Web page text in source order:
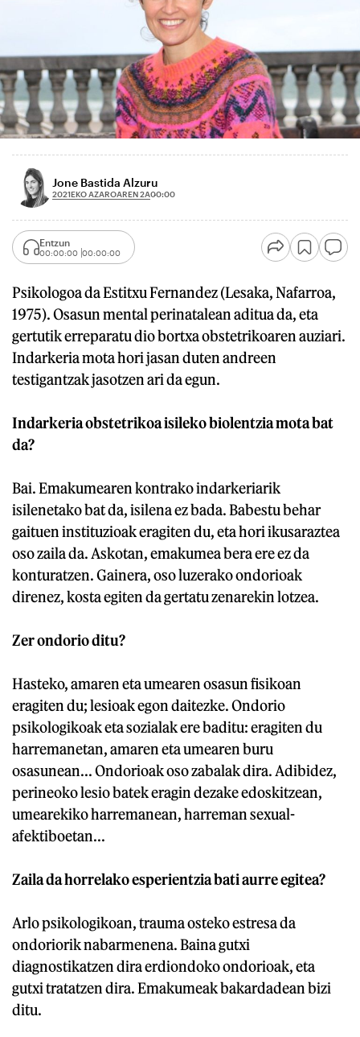
Jone Bastida Alzuru
2021EKO AZAROAREN 2A00:00
Entzun
00:00:00 00:00:00
Psikologoa da Estitxu Fernandez (Lesaka, Nafarroa,
1975). Osasun mental perinatalean aditua da, eta
gertutik erreparatu dio bortxa obstetrikoaren auziari.
Indarkeria mota hori jasan duten andreen
testigantzak jasotzen ari da egun.
Indarkeria obstetrikoa isileko biolentzia mota bat
da?
Bai. Emakumearen kontrako indarkeriarik
isilenetako bat da, isilena ez bada. Babestu behar
gaituen instituzioak eragiten du, eta hori ikusaraztea
oso zaila da. Askotan, emakumea bera ere ez da
konturatzen. Gainera, oso luzerako ondorioak
direnez, kosta egiten da gertatu zenarekin lotzea.
Zer ondorio ditu?
Hasteko, amaren eta umearen osasun fisikoan
eragiten du; lesioak egon daitezke. Ondorio
psikologikoak eta sozialak ere baditu: eragiten du
harremanetan, amaren eta umearen buru
osasunean... Ondorioak oso zabalak dira. Adibidez,
perineoko lesio batek eragin dezake edoskitzean,
umearekiko harremanean, harreman sexual-
afektiboetan...
Zaila da horrelako esperientzia bati aurre egitea?
Arlo psikologikoan, trauma osteko estresa da
ondoriorik nabarmenena. Baina gutxi
diagnostikatzen dira erdiondoko ondorioak, eta
gutxi tratatzen dira. Emakumeak bakardadean bizi
ditu.